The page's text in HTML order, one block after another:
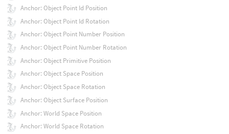
Anchor: Object Point Id Position
Anchor: Object Point Id Rotation
Anchor: Object Point Number Position
Anchor: Object Point Number Rotation
Anchor: Object Primitive Position
Anchor: Object Space Position
Anchor: Object Space Rotation
Anchor: Object Surface Position
Anchor: World Space Position
Anchor: World Space Rotation